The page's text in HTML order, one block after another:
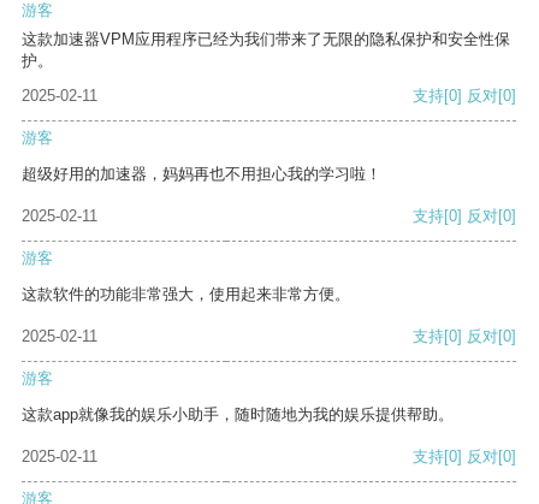
游客
这款加速器VPM应用程序已经为我们带来了无限的隐私保护和安全性保
护。
2025-02-11
支持[0] 反对[0]
游客
超级好用的加速器，妈妈再也不用担心我的学习啦！
2025-02-11 支持[0] 反对[0]
游客
这款软件的功能非常强大，使用起来非常方便。
2025-02-11 支持[0] 反对[0]
游客
这款app就像我的娱乐小助手，随时随地为我的娱乐提供帮助。
2025-02-11 支持[0] 反对[0]
游客